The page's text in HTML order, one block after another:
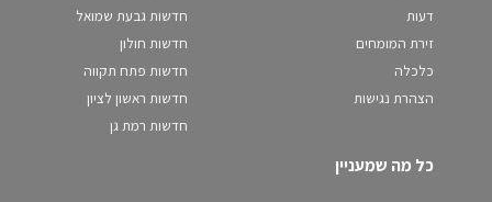
דעות
זירת המומחים
כלכלה
הצהרת נגישות
חדשות גבעת שמואל
חדשות חולון
חדשות פתח תקווה
חדשות ראשון לציון
חדשות רמת גן
כל מה שמעניין